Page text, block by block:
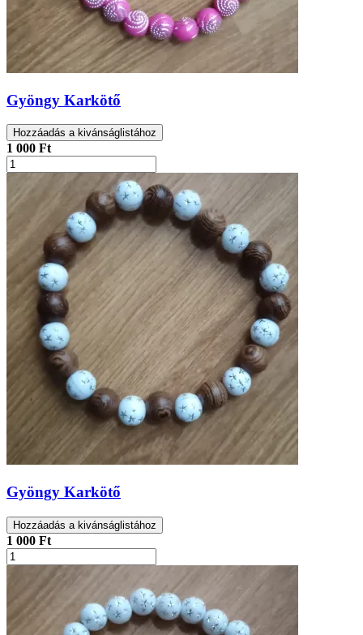
Gyöngy Karkötő
Hozzáadás a kivánságlistához
1 000 Ft
Gyöngy Karkötő
Hozzáadás a kivánságlistához
1 000 Ft